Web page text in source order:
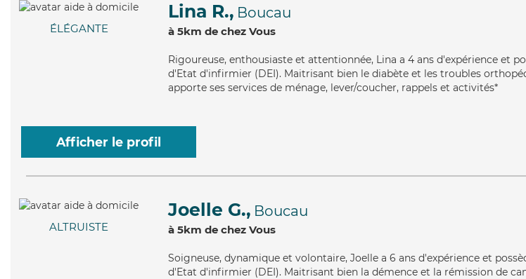
ÉLÉGANTE
Lina R., Boucau
à 5km de chez Vous
Rigoureuse, enthousiaste et attentionnée, Lina a 4 ans d'expérience et
d'Etat d'infirmier (DEI). Maitrisant bien le diabète et les troubles
apporte ses services de ménage, lever/coucher, rappels et activités*
Afficher le profil
ALTRUISTE
Joelle G., Boucau
à 5km de chez Vous
Soigneuse, dynamique et volontaire, Joelle a 6 ans d'expérience et
d'Etat d'infirmier (DEI). Maitrisant bien la démence et la rémission de